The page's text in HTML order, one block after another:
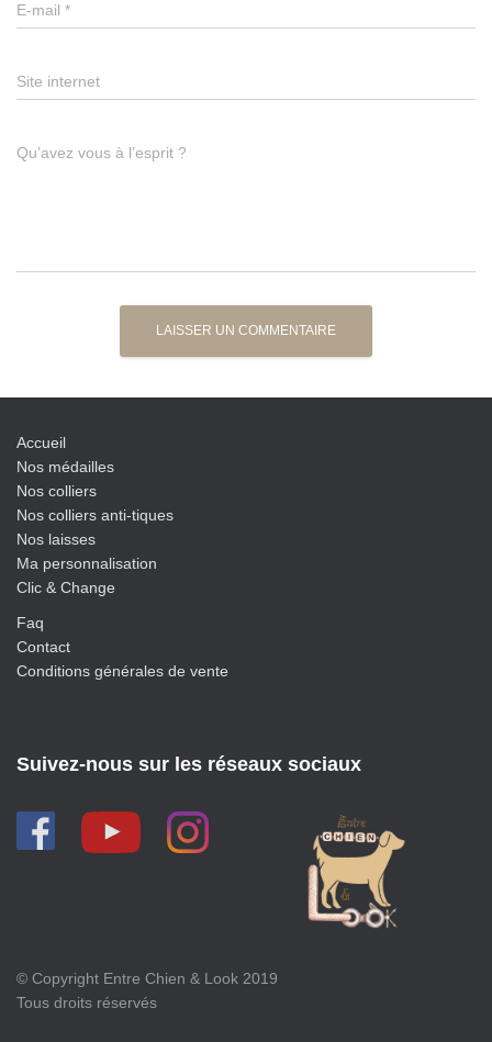
E-mail *
Site internet
Qu’avez vous à l’esprit ?
Accueil
Nos médailles
Nos colliers
Nos colliers anti-tiques
Nos laisses
Ma personnalisation
Clic & Change
Faq
Contact
Conditions générales de vente
Suivez-nous sur les réseaux sociaux
© Copyright Entre Chien & Look 2019
Tous droits réservés